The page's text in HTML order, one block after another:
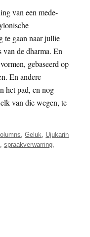
van een mede-
te gaan naar jullie
van de dharma. En
gebaseerd op
En andere
het pad, en nog
van die wegen, te
,Geluk
Ujukarin
,spraakverwarring